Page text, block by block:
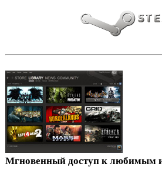
Мгновенный доступ к любимым